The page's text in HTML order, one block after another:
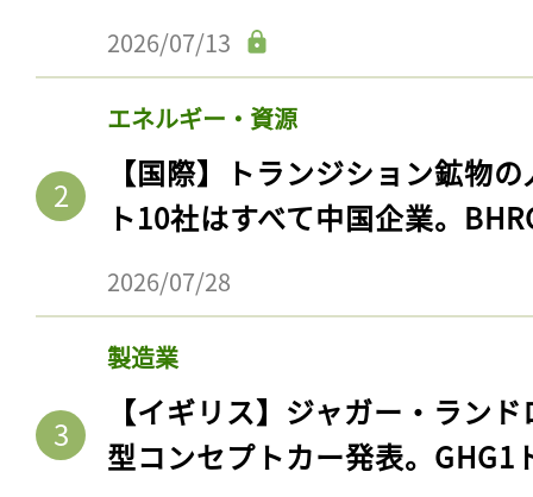
2026/07/13
エネルギー・資源
【国際】トランジション鉱物
ト10社はすべて中国企業。
2026/07/28
製造業
【イギリス】ジャガー・ラン
型コンセプトカー発表。GHG1